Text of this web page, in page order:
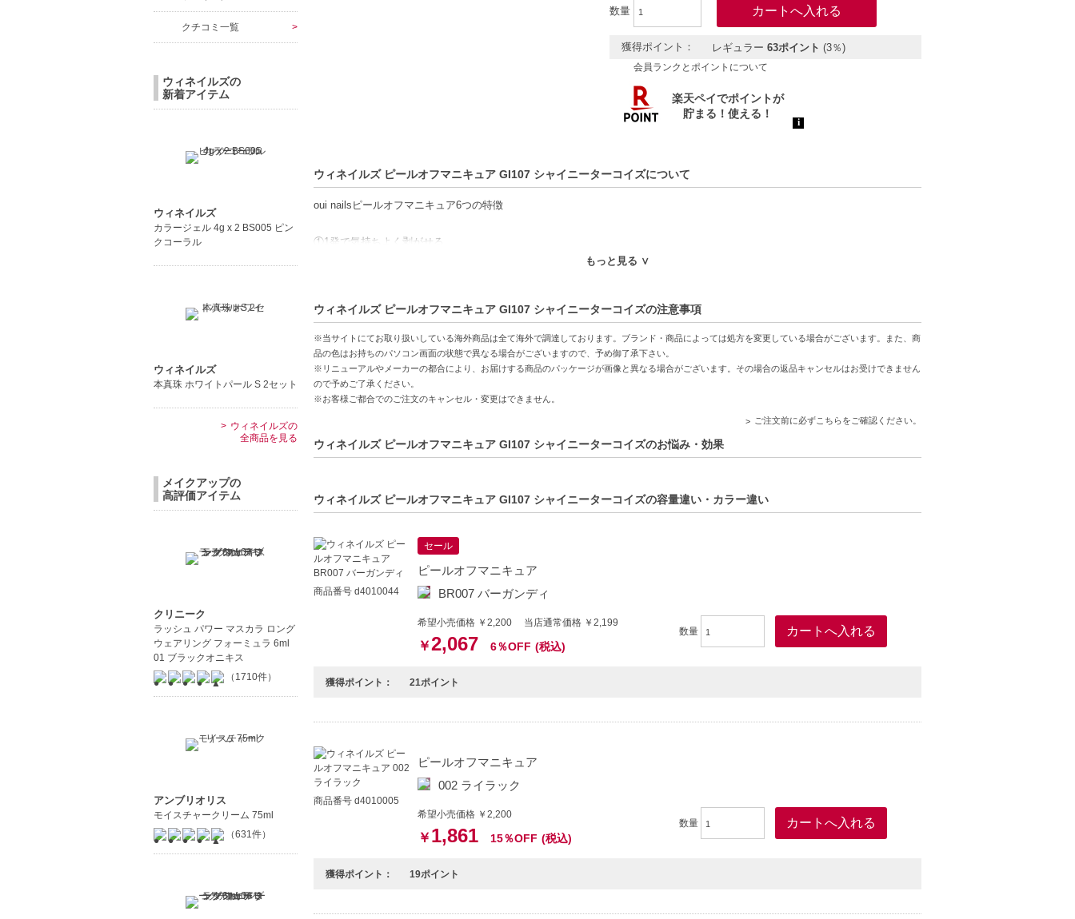
数量
獲得ポイント： レギュラー 63ポイント (3％)
会員ランクとポイントについて
ウィネイルズ ピールオフマニキュア GI107 シャイニーターコイズについて
oui nailsピールオフマニキュア6つの特徴
①1発で気持ちよく剥がせる
②美しいツヤと発色
・従来のマニキュアでは不可能だった究極のツヤ
・成分の50%以上が水
・カラーが分離、沈殿せず美しい
～7日の持続性
※室温20度前後での乾燥を基準としており、室内の温度環境によっては乾燥に1分以上要することがあいります。
④美容成分配合で人体に優しい処方
・主成分は水（危険な揮発性成分、有害物質を含まない）
・人体や環境に優しい
・子供や妊娠中の方も使える
成分で、 揮発した有毒なガスを吸引すると脳や健康に悪影響を与えることが懸念されています。
のネイル製品です。
⑤誰でも「綺麗」に塗れる操作性
筆はゼロから特別設計された平筆を採用（オーバル、平筆、本数、弾力、テーパー加工）
特殊な顔料で色ムラにならず、誰でも上手に塗れる驚きのセルフレベリング
⑥独自開発したこだわりの原料
独自開発したポリマーを採用する事で成分を見ただけでは製造不可な非常に優位性の高い商品となっています。
ネイルに求められる強固な皮膜を形成し、 水性塗料でありながら強靭な塗膜を得られます。
もっと見る ∨
ウィネイルズ ピールオフマニキュア GI107 シャイニーターコイズの注意事項
※当サイトにてお取り扱いしている海外商品は全て海外で調達しております。ブランド・商品によっては処方を変更している場合がございます。また、商
品の色はお持ちのパソコン画面の状態で異なる場合がございますので、予め御了承下さい。
※リニューアルやメーカーの都合により、お届けする商品のパッケージが画像と異なる場合がございます。その場合の返品キャンセルはお受けできません
ので予めご了承ください。
※お客様ご都合でのご注文のキャンセル・変更はできません。
ご注文前に必ずこちらをご確認ください。
ウィネイルズ ピールオフマニキュア GI107 シャイニーターコイズのお悩み・効果
ウィネイルズ ピールオフマニキュア GI107 シャイニーターコイズの容量違い・カラー違い
商品番号 d4010044
セール
ピールオフマニキュア
BR007 バーガンディ
希望小売価格 ￥2,200 当店通常価格 ￥2,199
￥2,067 6％OFF (税込)
数量
獲得ポイント： 21ポイント
商品番号 d4010005
ピールオフマニキュア
002 ライラック
希望小売価格 ￥2,200
￥ 1,861 15％OFF (税込)
数量
獲得ポイント： 19ポイント
クチコミ一覧
ウィネイルズの
新着アイテム
ウィネイルズ
カラージェル 4g x 2 BS005 ピン
クコーラル
ウィネイルズ
本真珠 ホワイトパール S 2セット
ウィネイルズの
全商品を見る
メイクアップの
高評価アイテム
クリニーク
ラッシュ パワー マスカラ ロング
ウェアリング フォーミュラ 6ml
01 ブラックオニキス
（1710件）
アンブリオリス
モイスチャークリーム 75ml
（631件）